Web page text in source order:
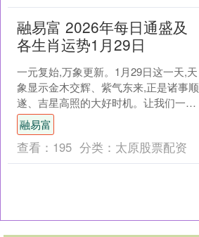
融易富 2026年每日通盛及
各生肖运势1月29日
一元复始,万象更新。1月29日这一天,天
象显示金木交辉、紫气东来,正是诸事顺
遂、吉星高照的大好时机。让我们一起
来看看今天十二生肖的运程变化与吉凶
指引。 鼠:今日....
融易富
查看： 195 分类： 太原股票配资